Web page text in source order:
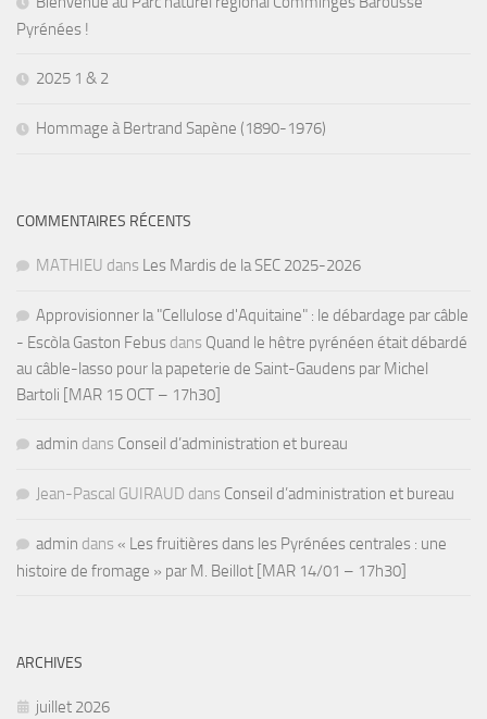
Pyrénées !
2025 1 & 2
Hommage à Bertrand Sapène (1890-1976)
COMMENTAIRES RÉCENTS
MATHIEU dans Les Mardis de la SEC 2025-2026
Approvisionner la "Cellulose d'Aquitaine" : le débardage par câble
- Escòla Gaston Febus dans Quand le hêtre pyrénéen était débardé
au câble-lasso pour la papeterie de Saint-Gaudens par Michel
Bartoli [MAR 15 OCT – 17h30]
admin dans Conseil d’administration et bureau
Jean-Pascal GUIRAUD dans Conseil d’administration et bureau
admin dans « Les fruitières dans les Pyrénées centrales : une
histoire de fromage » par M. Beillot [MAR 14/01 – 17h30]
ARCHIVES
juillet 2026